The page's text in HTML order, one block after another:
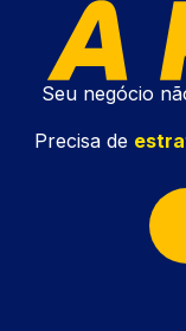
Seu negócio
Precisa de